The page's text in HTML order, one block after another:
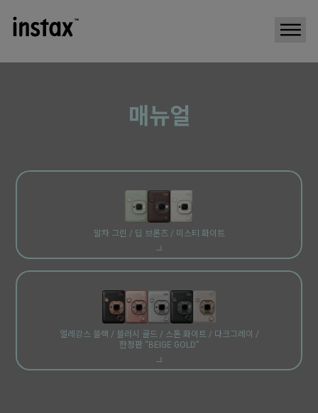
매뉴얼
말차 그린 / 딥 브론즈 / 미스티 화이트
엘레강스 블랙 / 블러시 골드 / 스톤 화이트 / 다크그레이 /
한정판 “BEIGE GOLD”